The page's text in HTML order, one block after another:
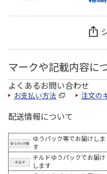
マークや記載内容に
よくあるお問い合わせ
お支払い方法 注文の
配送情報について
ゆうパック等でお届けしま
す
チルドゆうパックでお届け
します